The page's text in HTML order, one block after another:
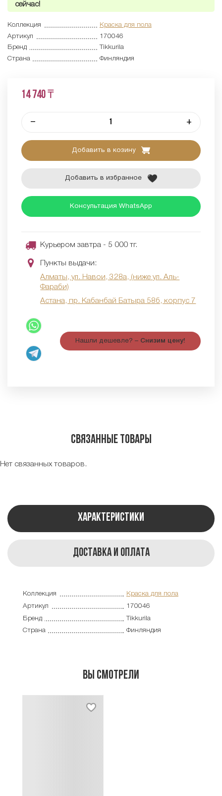
сейчас!
Коллекция
Краска для пола
Артикул
170046
Бренд
Tikkurila
Страна
Финляндия
14 740 ₸
– +
Добавить в козину
Добавить в избранное
Консультация WhatsApp
Курьером завтра - 5 000 тг.
Пункты выдачи:
Алматы, ул. Навои, 328а, (ниже ул. Аль-
Фараби)
Астана, пр. Кабанбай Батыра 58б, корпус 7
Нашли дешевле? – Снизим цену!
Связанные товары
Нет связанных товаров.
Характеристики
Доставка и оплата
Коллекция
Краска для пола
Артикул
170046
Бренд
Tikkurila
Страна
Финляндия
Вы смотрели